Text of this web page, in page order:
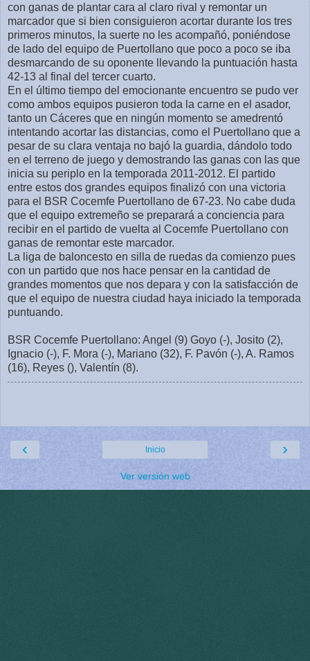
con ganas de plantar cara al claro rival y remontar un
marcador que si bien consiguieron acortar durante los tres
primeros minutos, la suerte no les acompañó, poniéndose
de lado del equipo de Puertollano que poco a poco se iba
desmarcando de su oponente llevando la puntuación hasta
42-13 al final del tercer cuarto.
En el último tiempo del emocionante encuentro se pudo ver
como ambos equipos pusieron toda la carne en el asador,
tanto un Cáceres que en ningún momento se amedrentó
intentando acortar las distancias, como el Puertollano que a
pesar de su clara ventaja no bajó la guardia, dándolo todo
en el terreno de juego y demostrando las ganas con las que
inicia su periplo en la temporada 2011-2012. El partido
entre estos dos grandes equipos finalizó con una victoria
para el BSR Cocemfe Puertollano de 67-23. No cabe duda
que el equipo extremeño se preparará a conciencia para
recibir en el partido de vuelta al Cocemfe Puertollano con
ganas de remontar este marcador.
La liga de baloncesto en silla de ruedas da comienzo pues
con un partido que nos hace pensar en la cantidad de
grandes momentos que nos depara y con la satisfacción de
que el equipo de nuestra ciudad haya iniciado la temporada
puntuando.
BSR Cocemfe Puertollano: Angel (9) Goyo (-), Josito (2),
Ignacio (-), F. Mora (-), Mariano (32), F. Pavón (-), A. Ramos
(16), Reyes (), Valentín (8).
‹ ›
Inicio
Ver versión web